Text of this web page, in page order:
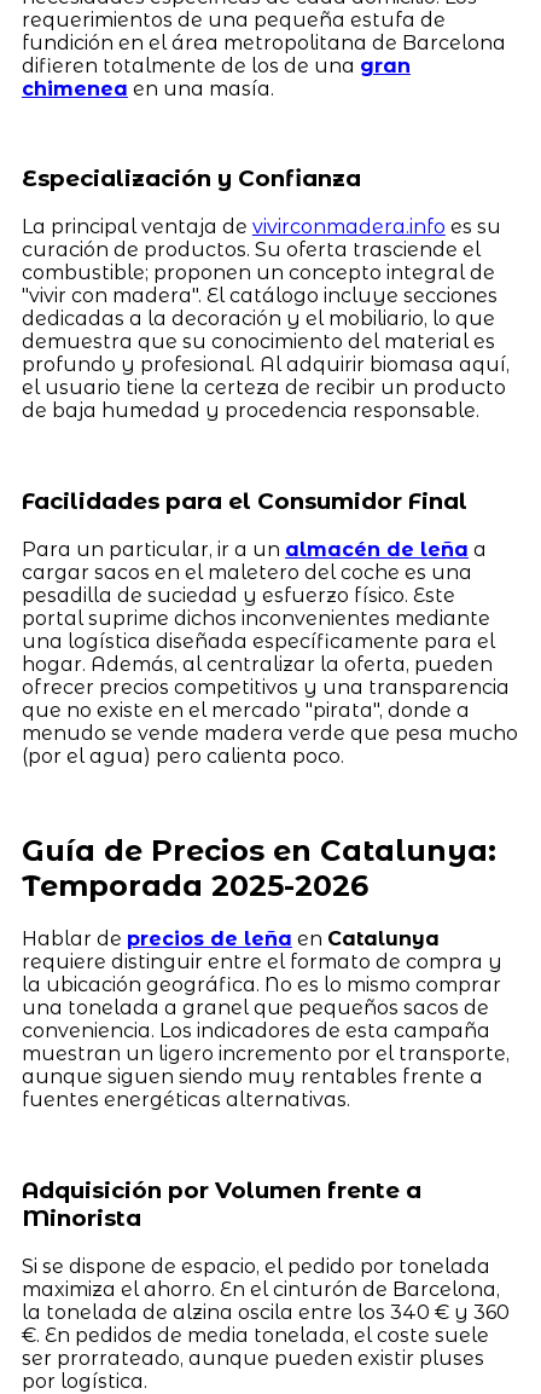
requerimientos de una pequeña estufa de
fundición en el área metropolitana de Barcelona
difieren totalmente de los de una gran
chimenea en una masía.
Especialización y Confianza
La principal ventaja de vivirconmadera.info es su
curación de productos. Su oferta trasciende el
combustible; proponen un concepto integral de
"vivir con madera". El catálogo incluye secciones
dedicadas a la decoración y el mobiliario, lo que
demuestra que su conocimiento del material es
profundo y profesional. Al adquirir biomasa aquí,
el usuario tiene la certeza de recibir un producto
de baja humedad y procedencia responsable.
Facilidades para el Consumidor Final
Para un particular, ir a un almacén de leña a
cargar sacos en el maletero del coche es una
pesadilla de suciedad y esfuerzo físico. Este
portal suprime dichos inconvenientes mediante
una logística diseñada específicamente para el
hogar. Además, al centralizar la oferta, pueden
ofrecer precios competitivos y una transparencia
que no existe en el mercado "pirata", donde a
menudo se vende madera verde que pesa mucho
(por el agua) pero calienta poco.
Guía de Precios en Catalunya:
Temporada 2025-2026
Hablar de precios de leña en Catalunya
requiere distinguir entre el formato de compra y
la ubicación geográfica. No es lo mismo comprar
una tonelada a granel que pequeños sacos de
conveniencia. Los indicadores de esta campaña
muestran un ligero incremento por el transporte,
aunque siguen siendo muy rentables frente a
fuentes energéticas alternativas.
Adquisición por Volumen frente a
Minorista
Si se dispone de espacio, el pedido por tonelada
maximiza el ahorro. En el cinturón de Barcelona,
la tonelada de alzina oscila entre los 340 € y 360
€. En pedidos de media tonelada, el coste suele
ser prorrateado, aunque pueden existir pluses
por logística.